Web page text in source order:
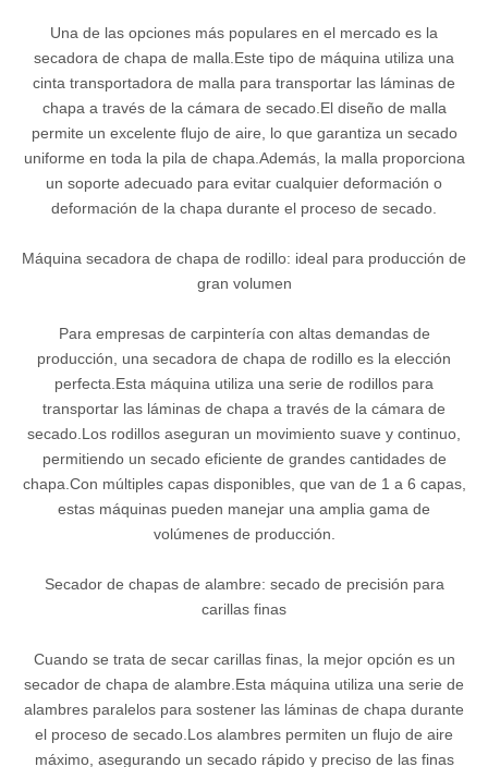
Una de las opciones más populares en el mercado es la
secadora de chapa de malla.Este tipo de máquina utiliza una
cinta transportadora de malla para transportar las láminas de
chapa a través de la cámara de secado.El diseño de malla
permite un excelente flujo de aire, lo que garantiza un secado
uniforme en toda la pila de chapa.Además, la malla proporciona
un soporte adecuado para evitar cualquier deformación o
deformación de la chapa durante el proceso de secado.
Máquina secadora de chapa de rodillo: ideal para producción de
gran volumen
Para empresas de carpintería con altas demandas de
producción, una secadora de chapa de rodillo es la elección
perfecta.Esta máquina utiliza una serie de rodillos para
transportar las láminas de chapa a través de la cámara de
secado.Los rodillos aseguran un movimiento suave y continuo,
permitiendo un secado eficiente de grandes cantidades de
chapa.Con múltiples capas disponibles, que van de 1 a 6 capas,
estas máquinas pueden manejar una amplia gama de
volúmenes de producción.
Secador de chapas de alambre: secado de precisión para
carillas finas
Cuando se trata de secar carillas finas, la mejor opción es un
secador de chapa de alambre.Esta máquina utiliza una serie de
alambres paralelos para sostener las láminas de chapa durante
el proceso de secado.Los alambres permiten un flujo de aire
máximo, asegurando un secado rápido y preciso de las finas